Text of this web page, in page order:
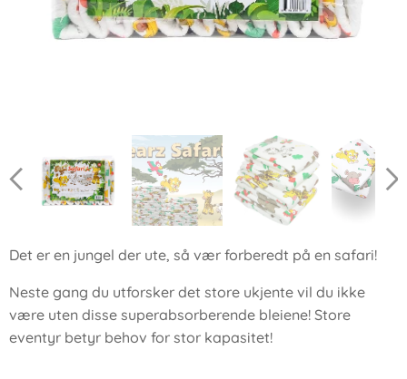
Det er en jungel der ute, så vær forberedt på en safari!
Neste gang du utforsker det store ukjente vil du ikke
være uten disse superabsorberende bleiene! Store
eventyr betyr behov for stor kapasitet!